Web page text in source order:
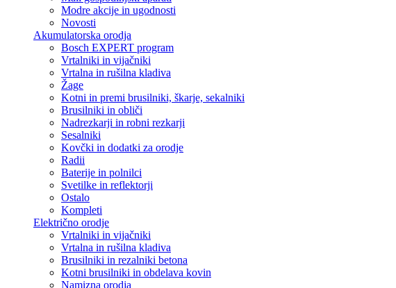
Modre akcije in ugodnosti
Novosti
Akumulatorska orodja
Bosch EXPERT program
Vrtalniki in vijačniki
Vrtalna in rušilna kladiva
Žage
Kotni in premi brusilniki, škarje, sekalniki
Brusilniki in obliči
Nadrezkarji in robni rezkarji
Sesalniki
Kovčki in dodatki za orodje
Radii
Baterije in polnilci
Svetilke in reflektorji
Ostalo
Kompleti
Električno orodje
Vrtalniki in vijačniki
Vrtalna in rušilna kladiva
Brusilniki in rezalniki betona
Kotni brusilniki in obdelava kovin
Namizna orodja